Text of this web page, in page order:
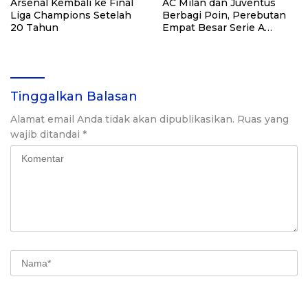
Arsenal Kembali ke Final
Liga Champions Setelah
20 Tahun
AC Milan dan Juventus
Berbagi Poin, Perebutan
Empat Besar Serie A
Tinggalkan Balasan
Alamat email Anda tidak akan dipublikasikan. Ruas yang
wajib ditandai *